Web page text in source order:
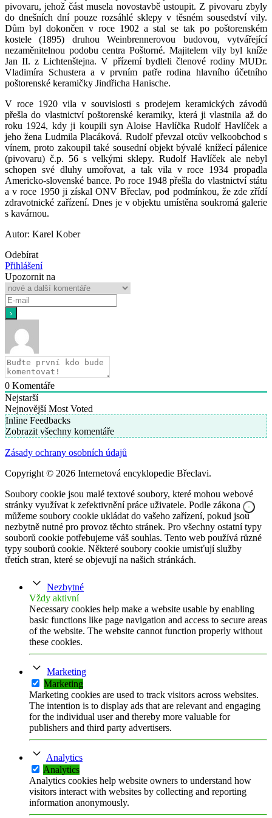
pivovaru, jehož část musela novostavbě ustoupit. Z pivovaru zbyly
do dnešních dní pouze rozsáhlé sklepy v těsném sousedství vily.
Dům byl dokončen v roce 1902 a stal se tak po poštorenském
kostele (1895) druhou Weinbrennerovou budovou, vytvářející
nezaměnitelnou podobu centra Poštorné. Majitelem vily byl kníže
Jan II. z Lichtenštejna. V přízemí bydleli členové rodiny MUDr.
Vladimíra Schustera a v prvním patře rodina hlavního účetního
poštorenské keramičky Jindřicha Hanische.
V roce 1920 vila v souvislosti s prodejem keramických závodů
přešla do vlastnictví poštorenské keramiky, která ji vlastnila až do
roku 1924, kdy ji koupili syn Aloise Havlíčka Rudolf Havlíček a
jeho žena Ludmila Placáková. Rudolf převzal otcův velkoobchod s
vínem, proto zakoupil také sousední objekt bývalé knížecí pálenice
(pivovaru) č.p. 56 s velkými sklepy. Rudolf Havlíček ale nebyl
schopen své dluhy umořovat, a tak vila v roce 1934 propadla
Americko-slovenské bance. Po roce 1948 přešla do vlastnictví státu
a v roce 1950 ji získal ONV Břeclav, pod podmínkou, že zde zřídí
zdravotnické zařízení. Dnes je v objektu umístěna soukromá galerie
s kavárnou.
Autor: Karel Kober
Odebírat
Přihlášení
Upozornit na
0 Komentáře
Nejstarší
Nejnovější Most Voted
Inline Feedbacks
Zobrazit všechny komentáře
Zásady ochrany osobních údajů
Copyright © 2026 Internetová encyklopedie Břeclavi.
Soubory cookie jsou malé textové soubory, které mohou webové
stránky využívat k zefektivnění práce uživatele. Podle zákona
můžeme soubory cookie ukládat do vašeho zařízení, pokud jsou
nezbytně nutné pro provoz těchto stránek. Pro všechny ostatní typy
souborů cookie potřebujeme váš souhlas. Tento web používá různé
typy souborů cookie. Některé soubory cookie umisťují služby
třetích stran, které se objevují na našich stránkách.
Nezbytné
Vždy aktivní
Necessary cookies help make a website usable by enabling
basic functions like page navigation and access to secure areas
of the website. The website cannot function properly without
these cookies.
Marketing
Marketing
Marketing cookies are used to track visitors across websites.
The intention is to display ads that are relevant and engaging
for the individual user and thereby more valuable for
publishers and third party advertisers.
Analytics
Analytics
Analytics cookies help website owners to understand how
visitors interact with websites by collecting and reporting
information anonymously.